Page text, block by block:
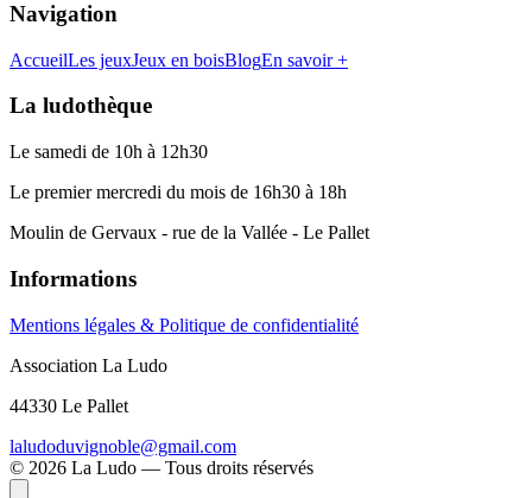
Navigation
AccueilLes jeuxJeux en boisBlogEn savoir +
La ludothèque
Le samedi de 10h à 12h30
Le premier mercredi du mois de 16h30 à 18h
Moulin de Gervaux - rue de la Vallée - Le Pallet
Informations
Mentions légales & Politique de confidentialité
Association La Ludo
44330 Le Pallet
laludoduvignoble@gmail.com
© 2026 La Ludo — Tous droits réservés